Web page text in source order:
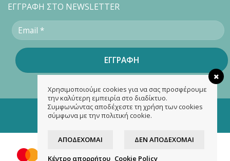
ΕΓΓΡΑΦΗ ΣΤΟ NEWSLETTER
Copyright 2026 ©doubletrouble.gr
Designed & developed by
Χρησιμοποιούμε cookies για να σας προσφέρουμε
την καλύτερη εμπειρία στο διαδίκτυο.
Συμφωνώντας αποδέχεστε τη χρήση των cookies
σύμφωνα με την πολιτική cookie.
ΑΠΟΔΈΧΟΜΑΙ ΔΕΝ ΑΠΟΔΈΧΟΜΑΙ
Κέντρο απορρήτου Cookie Policy